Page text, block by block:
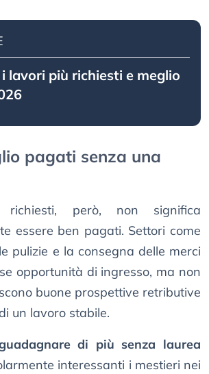
lavori più richiesti e meglio
pagati senza una
richiesti, però, non significa
essere ben pagati. Settori come
pulizie e la consegna delle merci
opportunità di ingresso, ma non
buone prospettive retributive
un lavoro stabile.
di più senza laurea
interessanti i mestieri nei